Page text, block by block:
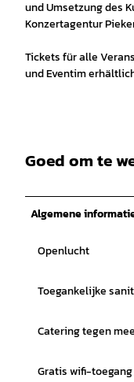
und Umsetzung des
Konzertagentur
Tickets für alle
und Eventim
Goed om te
Algemene
Openlucht
Toegankelijke
Catering tegen
Gratis wifi-toegang